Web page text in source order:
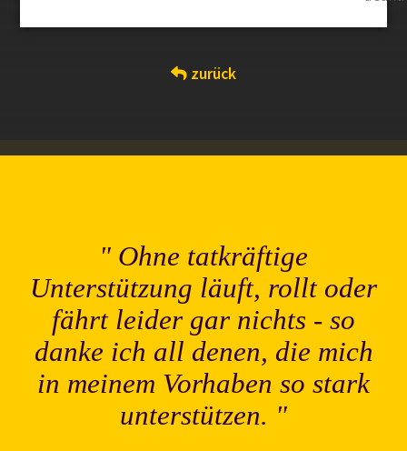
zurück
Ohne tatkräftige
Unterstützung läuft, rollt oder
fährt leider gar nichts - so
danke ich all denen, die mich
in meinem Vorhaben so stark
unterstützen.